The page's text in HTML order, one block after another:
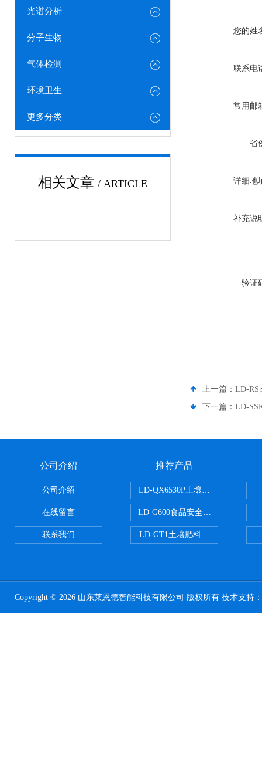
光谱分析
分子生物
气体检测
环境卫生
更多分类
相关文章 / ARTICLE
您的姓
联系电
常用邮
省
详细地
补充说
验证
上一篇： LD-RS
下一篇： LD-
公司介绍
公司介绍
在线留言
联系我们
推荐产品
LD-QX6530P土壤氧化还原电位检
LD-G600食品安全检测仪
LD-GT1土壤肥料养分检测仪
Copyright © 2026 山东莱恩德智能科技有限公司 版权所有 技术支持：